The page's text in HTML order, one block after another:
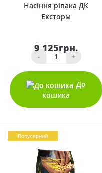
Насіння ріпака ДК
Ексторм
9 125грн.
- +
До
кошика
Популярний